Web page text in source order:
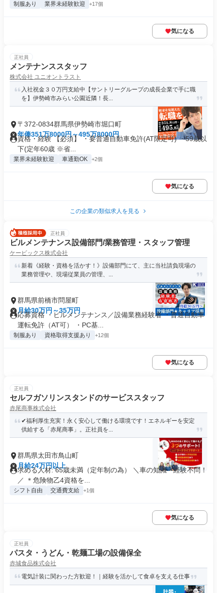
制服あり 業界未経験歓迎 +17個
気になる
正社員
メンテナンススタッフ
株式会社 ユニオントラスト
入社祝金３０万円支給中【サントリーグループの成長企業で手に職
を】伊勢崎市みらい公園近隣！長...
〒372-0834群馬県伊勢崎市堀口町
年俸351万8000円～495万8000円
資格・経験 【必須】 ・要普通自動車免許(AT限定可) ・59歳以
下(定年60歳 ※省...
業界未経験歓迎 車通勤OK +2個
気になる
この企業の類似求人を見る
正社員
ビルメンテナンス設備部門/業務管理・スタッフ管理
ケービックス株式会社
新着《経験・資格を活かす！》設備部門にて、主に当社請負現場の
業務管理や、現場従業員の管理、...
群馬県前橋市問屋町
月給30万円～35万円
応募資格 ・ビルメンテナンス／設備業務経験者 ・普通自動車
運転免許（AT可） ・PC基...
制服あり 資格取得支援あり +12個
気になる
正社員
セルフガソリンスタンドのサービススタッフ
赤尾商事株式会社
✔福利厚生充実！永く安心して働ける環境です！エネルギーを安定
供給する「赤尾商事」。正社員を...
群馬県太田市鳥山町
月給24万円以上
求める人材: 65歳未満（定年制の為） ＼車の知識・経験不問！
／ ＊危険物乙4資格を...
シフト自由 交通費支給 +1個
気になる
正社員
パスタ・うどん・乾麺工場の設備保全
赤城食品株式会社
電気計装に関わった方歓迎！｜経験を活かして食卓を支える仕事